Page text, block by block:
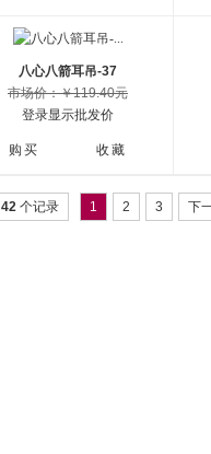
八心八箭耳吊-37
市场价：￥119.40元
登录显示批发价
购买 收藏
42 个记录 1 2 3 下